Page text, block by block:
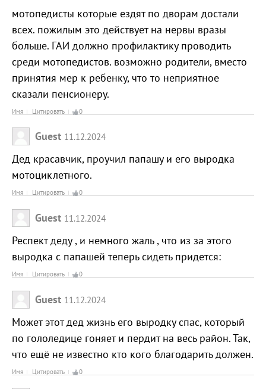
мотопедисты которые ездят по дворам достали
всех. пожилым это действует на нервы вразы
больше. ГАИ должно профилактику проводить
среди мотопедистов. возможно родители, вместо
принятия мер к ребенку, что то неприятное
сказали пенсионеру.
Имя Цитировать 0
Guest 11.12.2024
Дед красавчик, проучил папашу и его выродка
мотоциклетного.
Имя Цитировать 0
Guest 11.12.2024
Респект деду , и немного жаль , что из за этого
выродка с папашей теперь сидеть придется:
Имя Цитировать 0
Guest 11.12.2024
Может этот дед жизнь его выродку спас, который
по гололедице гоняет и пердит на весь район. Так,
что ещё не известно кто кого благодарить должен.
Имя Цитировать 0